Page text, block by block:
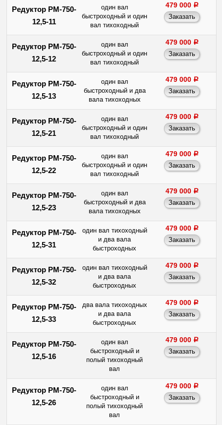
Редуктор РМ-750-
12,5-11
один вал
быстроходный и один
вал тихоходный
479 000 a
Редуктор РМ-750-
12,5-12
один вал
быстроходный и один
вал тихоходный
479 000 a
Редуктор РМ-750-
12,5-13
один вал
быстроходный и два
вала тихоходных
479 000 a
Редуктор РМ-750-
12,5-21
один вал
быстроходный и один
вал тихоходный
479 000 a
Редуктор РМ-750-
12,5-22
один вал
быстроходный и один
вал тихоходный
479 000 a
Редуктор РМ-750-
12,5-23
один вал
быстроходный и два
вала тихоходных
479 000 a
Редуктор РМ-750-
12,5-31
один вал тихоходный
и два вала
быстроходных
479 000 a
Редуктор РМ-750-
12,5-32
один вал тихоходный
и два вала
быстроходных
479 000 a
Редуктор РМ-750-
12,5-33
два вала тихоходных
и два вала
быстроходных
479 000 a
Редуктор РМ-750-
12,5-16
один вал
быстроходный и
полый тихоходный
вал
479 000 a
Редуктор РМ-750-
12,5-26
один вал
быстроходный и
полый тихоходный
вал
479 000 a